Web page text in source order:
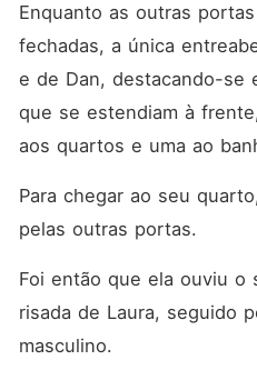
Enquanto as outras
fechadas, a única
e de Dan, destacando-se
que se estendiam à
aos quartos e uma ao
Para chegar ao seu
pelas outras portas.
Foi então que ela ouviu o
risada de Laura, seguido
masculino.